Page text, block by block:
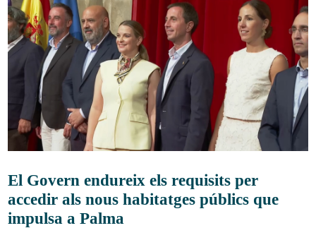
El Govern endureix els requisits per
accedir als nous habitatges públics que
impulsa a Palma